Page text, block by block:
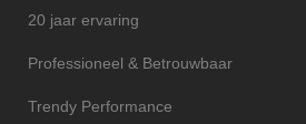
20 jaar ervaring
Professioneel & Betrouwbaar
Trendy Performance